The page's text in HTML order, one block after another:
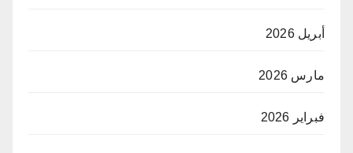
أبريل 2026
مارس 2026
فبراير 2026